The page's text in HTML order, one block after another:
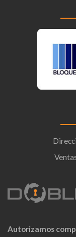
Autorizamos